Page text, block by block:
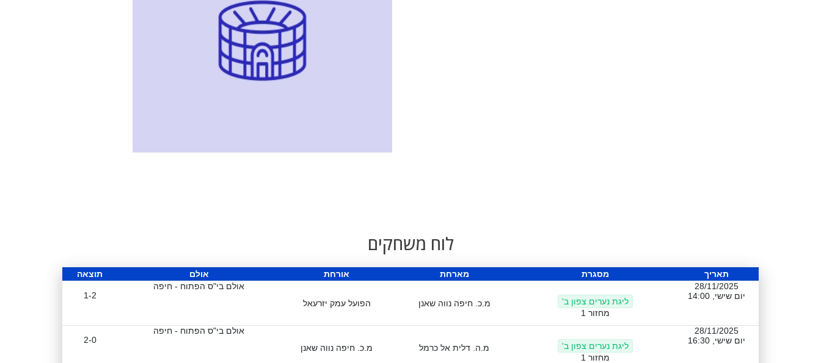
לוח משחקים
תאריך מסגרת מארחת אורחת אולם
תוצאה
28/11/2025
יום שישי, 14:00
ליגת נערים צפון ב'
מחזור 1
מ.כ. חיפה נווה שאנן הפועל עמק יזרעאל
אולם בי"ס הפתוח - חיפה
1-2
28/11/2025
יום שישי, 16:30
ליגת נערים צפון ב'
מחזור 1
מ.ה. דלית אל כרמל מ.כ. חיפה נווה שאנן
אולם בי"ס הפתוח - חיפה
2-0